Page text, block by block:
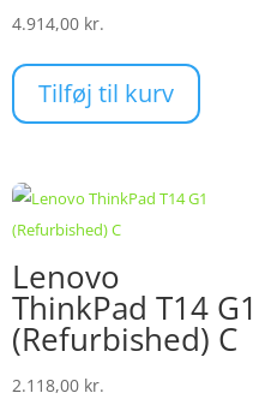
4.914,00 kr.
Tilføj til kurv
Lenovo
ThinkPad T14 G1
(Refurbished) C
2.118,00 kr.